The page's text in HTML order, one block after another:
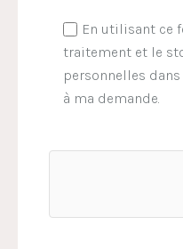
En utilisant ce
traitement et le
personnelles
à ma demande.